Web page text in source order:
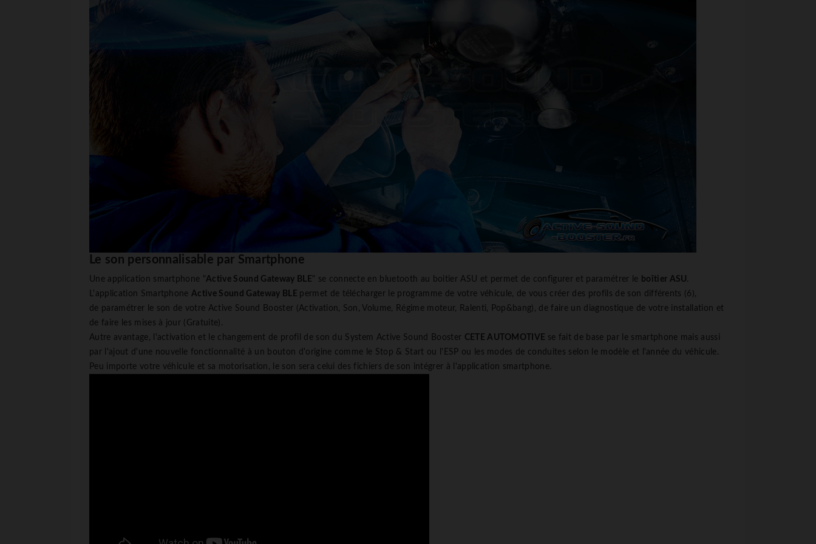
Le son personnalisable par Smartphone
Une application smartphone "Active Sound Gateway BLE" se connecte en bluetooth au boitier ASU et permet de configurer et paramétrer le boîtier ASU.
L'application SmartphoneActive Sound Gateway BLE permet de télécharger le programme de votre véhicule, de vous créer des profils de son différents (6),
de paramétrer le son de votre Active Sound Booster (Activation, Son, Volume, Régime moteur, Ralenti, Pop&bang), de faire un diagnostique de votre installation et
de faire les mises à jour (Gratuite).
Autre avantage, l'activation et le changement de profil de son du System Active Sound Booster CETE AUTOMOTIVE se fait de base par le smartphone mais aussi
par l'ajout d'une nouvelle fonctionnalité à un bouton d'origine comme le Stop & Start ou l'ESP ou les modes de conduites selon le modèle et l'année du véhicule.
Peu importe votre véhicule et sa motorisation, le son sera celui des fichiers de son intégrer à l'application smartphone.